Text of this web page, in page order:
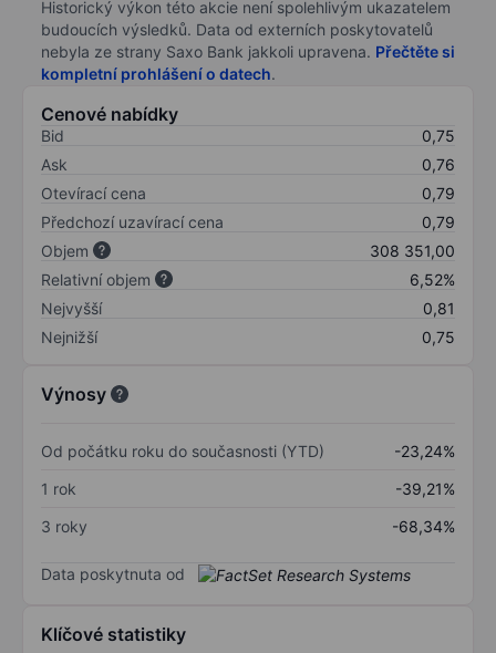
Historický výkon této akcie není spolehlivým ukazatelem
budoucích výsledků. Data od externích poskytovatelů
nebyla ze strany Saxo Bank jakkoli upravena. Přečtěte si
kompletní prohlášení o datech.
Cenové nabídky
Bid
0,75
Ask
0,76
Otevírací cena
0,79
Předchozí uzavírací cena
0,79
Objem
308 351,00
Relativní objem
6,52%
Nejvyšší
0,81
Nejnižší
0,75
Výnosy
Od počátku roku do současnosti (YTD)
-23,24%
1 rok
-39,21%
3 roky
-68,34%
Data poskytnuta od
Klíčové statistiky